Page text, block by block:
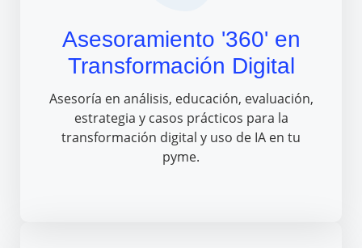
Asesoramiento '360' en
Transformación Digital
Asesoría en análisis, educación, evaluación,
estrategia y casos prácticos para la
transformación digital y uso de IA en tu
pyme.